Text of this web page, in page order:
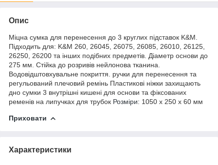
Опис
Міцна сумка для перенесення до 3 круглих підставок K&M.
Підходить для: K&M 260, 26045, 26075, 26085, 26010, 26125,
26250, 26200 та інших подібних предметів. Діаметр основи до
275 мм. Стійка до розривів нейлонова тканина.
Водовідштовхувальне покриття. ручки для перенесення та
регульований плечовий ремінь Пластикові ніжки захищають
дно сумки 3 внутрішні кишені для основи та фіксованих
ременів на липучках для трубок Розміри: 1050 x 250 x 60 мм
Приховати
Характеристики